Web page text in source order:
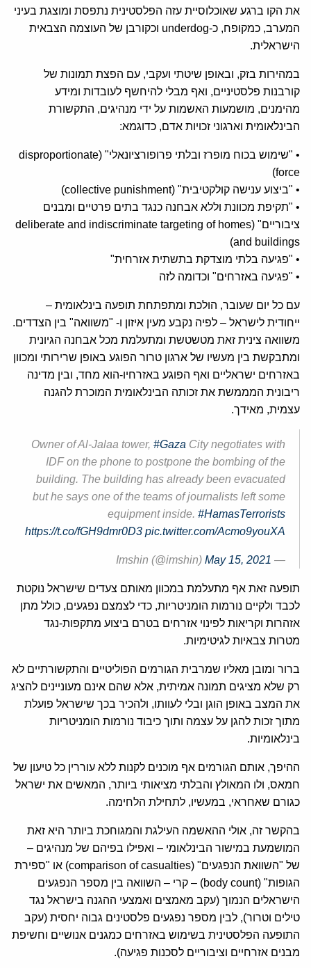
את הקו ברגע שאוכלוסיית עזה הפלסטינית נתפסת ומוצגת בעיני
המערב, כמקופח, כ-underdog וכקורבן של העוצמה הצבאית
הישראלית.
במהירות בזק, ובאופן שיטתי ועקבי, עם הפצת תמונות של
קורבנות פלסטיניים, ואף מבלי להיחשף לעובדות ומידע
מהימנים, מושמעות האשמות על ידי מנהיגים, התקשורת
הבינלאומית וארגוני זכויות אדם, כדוגמא:
• "שימוש בכוח מופרז ובלתי פרופורציונאלי" (disproportionate
force)
• "ביצוע ענישה קולקטיבית" (collective punishment)
• "תקיפת מכוונת וללא אבחנה כנגד בתים פרטיים ומבנים
ציבוריים" (deliberate and indiscriminate targeting of homes
and buildings)
• "פגיעה בלתי מוצדקת בתשתית אזרחית"
• "פגיעה באזרחים" וכדומה לזה
עם כל יום שעובר, הולכת ומתפתחת תופעה בינלאומית –
ייחודית לישראל – לפיה נקבע מעין איזון ו- "משוואה" בין הצדדים.
משוואה צינית זאת מטשטשת ומתעלמת מכל אבחנה הגיונית
ומתבקשת בין מעשיו של ארגון טרור הפוגע באופן שרירותי ומכוון
באזרחים ישראליים ואף הפוגע באזרחיו-הוא מחד, ובין מדינה
ריבונית המממשת את זכותה הבינלאומית המוכרת להגנה
עצמית, מאידך.
Owner of Al-Jalaa tower, #Gaza City negotiates with
IDF on the phone to postpone the bombing of the
building. The building has already been evacuated
but he says one of the teams of journalists left some
equipment inside. #HamasTerrorists
https://t.co/fGH9dmr0D3 pic.twitter.com/Acmo9youXA
— Imshin (@imshin)
May 15, 2021
תופעה זאת אף מתעלמת במכוון מאותם צעדים שישראל נוקטת
לכבד ולקיים נורמות הומניטריות, כדי לצמצם נפגעים, כולל מתן
אזהרות וקריאות לפינוי אזרחים בטרם ביצוע מתקפות-נגד
מטרות צבאיות לגיטימיות.
ברור ומובן מאליו שמרבית הגורמים הפוליטיים והתקשורתיים לא
רק שלא מציגים תמונה אמיתית, אלא שהם אינם מעוניינים להציג
את המצב באופן הוגן ובלי לעוותו, ולהכיר בכך שישראל פועלת
מתוך זכות להגן על עצמה ותוך כיבוד נורמות הומניטריות
בינלאומיות.
ההיפך, אותם הגורמים אף מוכנים לקנות ללא עוררין כל טיעון של
חמאס, ולו המאולץ והבלתי מציאותי ביותר, המאשים את ישראל
כגורם שאחראי, במעשיו, לתחילת הלחימה.
בהקשר זה, אולי ההאשמה העילגת והמגוחכת ביותר היא זאת
המושמעת במישור הבינלאומי – ואפילו בפיהם של מנהיגים –
של "השוואת הנפגעים" (comparison of casualties) או "ספירת
הגופות" (body count) – קרי – השוואה בין מספר הנפגעים
הישראלים הנמוך (עקב מאמצים ואמצעי ההגנה בישראל נגד
טילים וטרור), לבין מספר נפגעים פלסטינים גבוה יחסית (עקב
התופעה הפלסטינית בשימוש באזרחים כמגנים אנושיים וחשיפת
מבנים אזרחיים וציבוריים לסכנות פגיעה).